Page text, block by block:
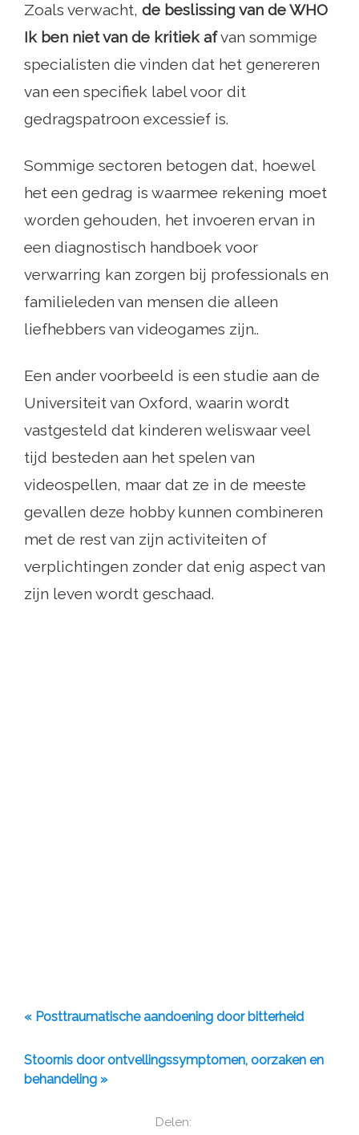
Delen:
Zoals verwacht, de beslissing van de WHO
Ik ben niet van de kritiek afvan sommige
specialisten die vinden dat het genereren
van een specifiek label voor dit
gedragspatroon excessief is.
Sommige sectoren betogen dat, hoewel
het een gedrag is waarmee rekening moet
worden gehouden, het invoeren ervan in
een diagnostisch handboek voor
verwarring kan zorgen bij professionals en
familieleden van mensen die alleen
liefhebbers van videogames zijn..
Een ander voorbeeld is een studie aan de
Universiteit van Oxford, waarin wordt
vastgesteld dat kinderen weliswaar veel
tijd besteden aan het spelen van
videospellen, maar dat ze in de meeste
gevallen deze hobby kunnen combineren
met de rest van zijn activiteiten of
verplichtingen zonder dat enig aspect van
zijn leven wordt geschaad.
« Posttraumatische aandoening door bitterheid
Stoornis door ontvellingssymptomen, oorzaken en
behandeling »